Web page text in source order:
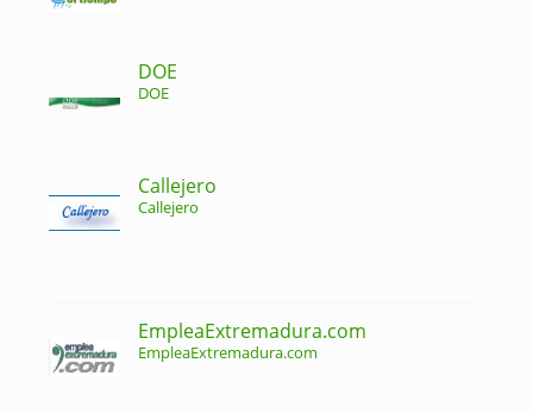
DOE
DOE
Callejero
Callejero
EmpleaExtremadura.com
EmpleaExtremadura.com